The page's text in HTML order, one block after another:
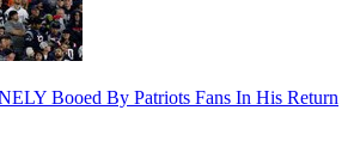
Booed By Patriots Fans In His Return